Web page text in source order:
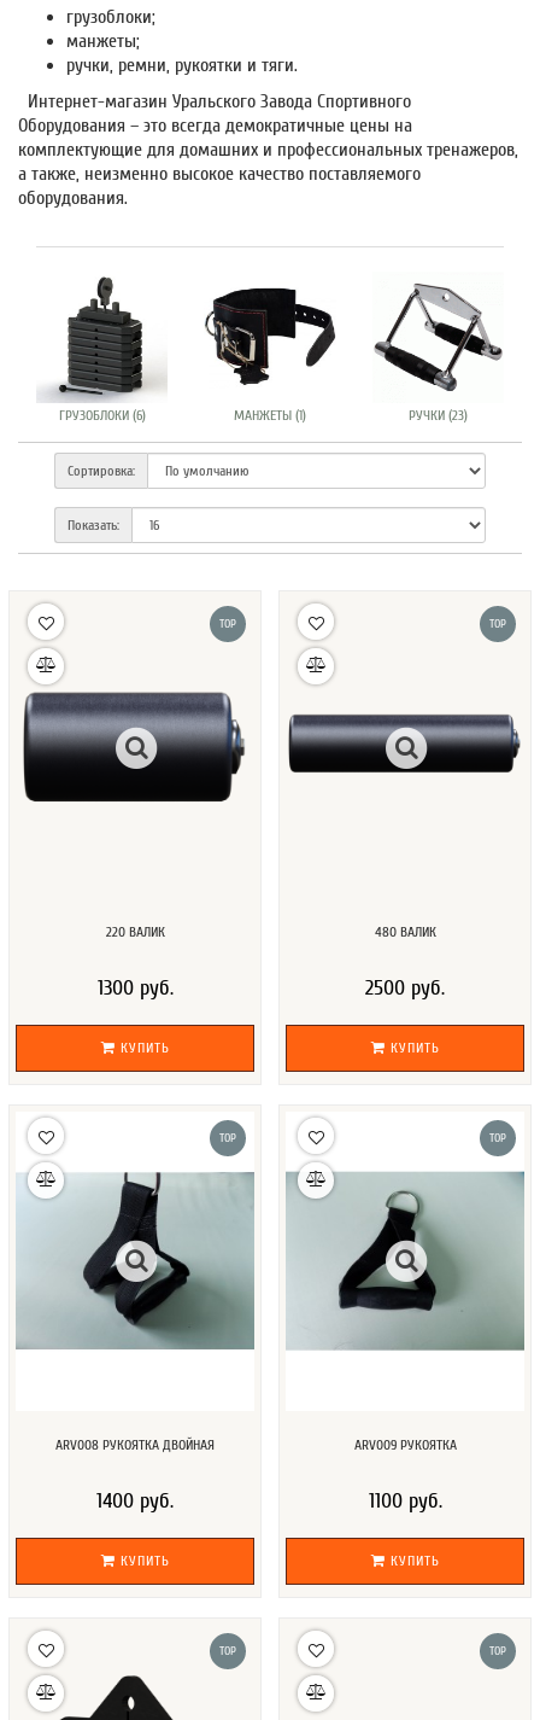
грузоблоки;
манжеты;
ручки, ремни, рукоятки и тяги.
Интернет-магазин Уральского Завода Спортивного
Оборудования – это всегда демократичные цены на
комплектующие для домашних и профессиональных тренажеров,
а также, неизменно высокое качество поставляемого
оборудования.
ГРУЗОБЛОКИ (6) МАНЖЕТЫ (1) РУЧКИ (23)
Сортировка:
Показать:
TOP
220 ВАЛИК
1300 руб.
КУПИТЬ
TOP
480 ВАЛИК
2500 руб.
КУПИТЬ
TOP
ARV008 РУКОЯТКА ДВОЙНАЯ
1400 руб.
КУПИТЬ
TOP
ARV009 РУКОЯТКА
1100 руб.
КУПИТЬ
TOP TOP